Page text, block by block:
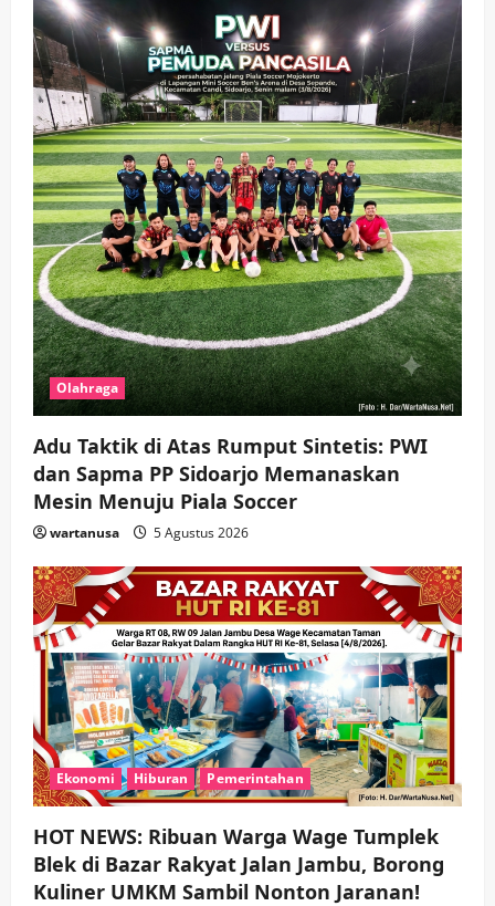
Olahraga
Adu Taktik di Atas Rumput Sintetis: PWI
dan Sapma PP Sidoarjo Memanaskan
Mesin Menuju Piala Soccer
wartanusa 5 Agustus 2026
Ekonomi Hiburan Pemerintahan
HOT NEWS: Ribuan Warga Wage Tumplek
Blek di Bazar Rakyat Jalan Jambu, Borong
Kuliner UMKM Sambil Nonton Jaranan!